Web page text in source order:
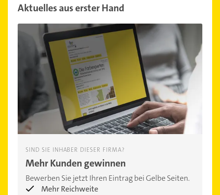
Aktuelles aus erster Hand
SIND SIE INHABER DIESER FIRMA?
Mehr Kunden gewinnen
Bewerben Sie jetzt Ihren Eintrag bei Gelbe Seiten.
Mehr Reichweite